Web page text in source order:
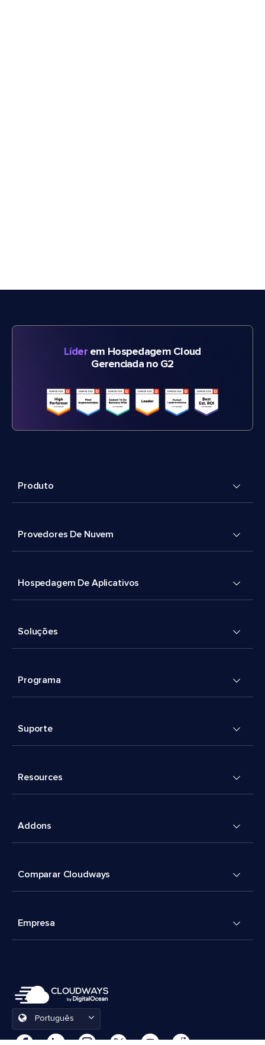
Líderem Hospedagem Cloud
Gerenciada no G2
Produto
Provedores De Nuvem
Hospedagem De Aplicativos
Soluções
Programa
Suporte
Resources
Addons
Comparar Cloudways
Empresa
Português